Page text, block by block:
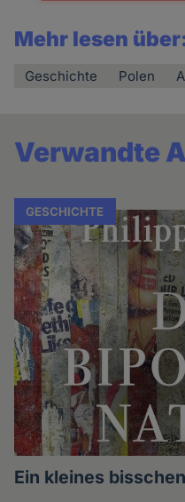
Mehr lesen
Geschichte Polen
Verwandte
GESCHICHTE
Ein kleines